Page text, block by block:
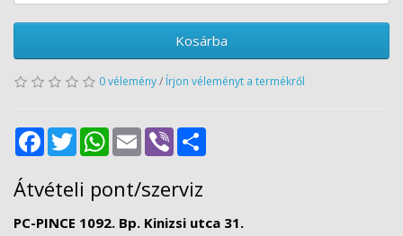
Kosárba
0 vélemény/ Írjon véleményt a termékről
FacebookTwitter WhatsApp
Email Viber
Átvételi pont/szerviz
PC-PINCE 1092. Bp. Kinizsi utca 31.